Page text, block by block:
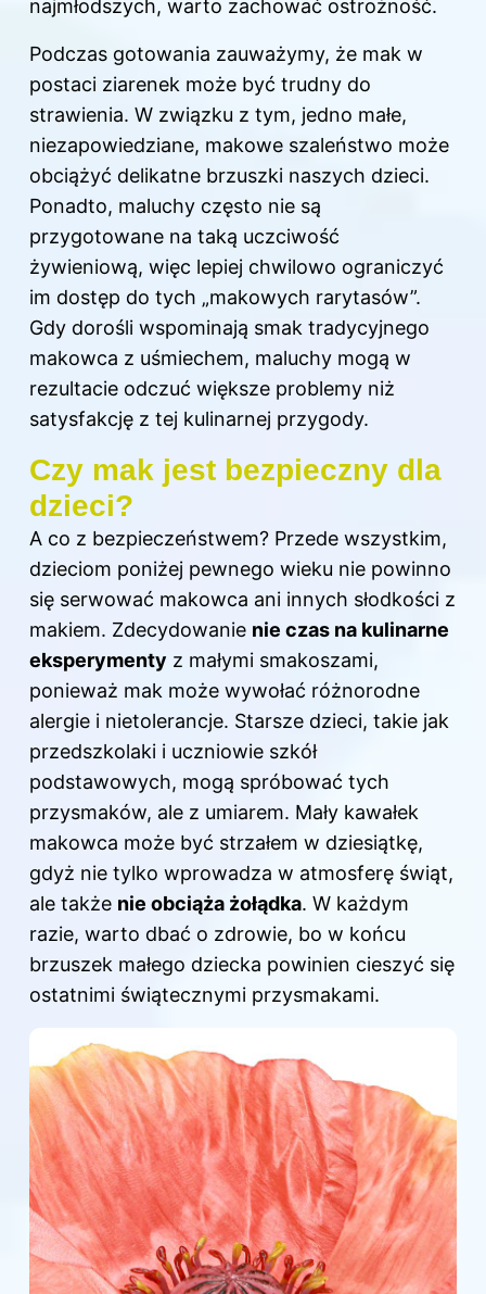
najmłodszych, warto zachować ostrożność.
Podczas gotowania zauważymy, że mak w
postaci ziarenek może być trudny do
strawienia. W związku z tym, jedno małe,
niezapowiedziane, makowe szaleństwo może
obciążyć delikatne brzuszki naszych dzieci.
Ponadto, maluchy często nie są
przygotowane na taką uczciwość
żywieniową, więc lepiej chwilowo ograniczyć
im dostęp do tych „makowych rarytasów”.
Gdy dorośli wspominają smak tradycyjnego
makowca z uśmiechem, maluchy mogą w
rezultacie odczuć większe problemy niż
satysfakcję z tej kulinarnej przygody.
Czy mak jest bezpieczny dla
dzieci?
A co z bezpieczeństwem? Przede wszystkim,
dzieciom poniżej pewnego wieku nie powinno
się serwować makowca ani innych słodkości z
makiem. Zdecydowanie nie czas na kulinarne
eksperymenty z małymi smakoszami,
ponieważ mak może wywołać różnorodne
alergie i nietolerancje. Starsze dzieci, takie jak
przedszkolaki i uczniowie szkół
podstawowych, mogą spróbować tych
przysmaków, ale z umiarem. Mały kawałek
makowca może być strzałem w dziesiątkę,
gdyż nie tylko wprowadza w atmosferę świąt,
ale także nie obciąża żołądka. W każdym
razie, warto dbać o zdrowie, bo w końcu
brzuszek małego dziecka powinien cieszyć się
ostatnimi świątecznymi przysmakami.